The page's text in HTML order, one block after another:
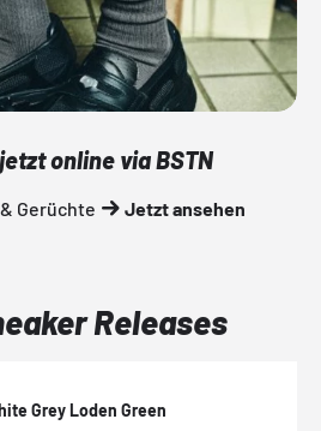
online via BSTN
Gerüchte Jetzt ansehen
Releases
Grey Loden Green